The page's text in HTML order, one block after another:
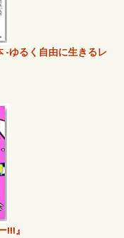
-ゆるく自由に生きるレ
!!!』